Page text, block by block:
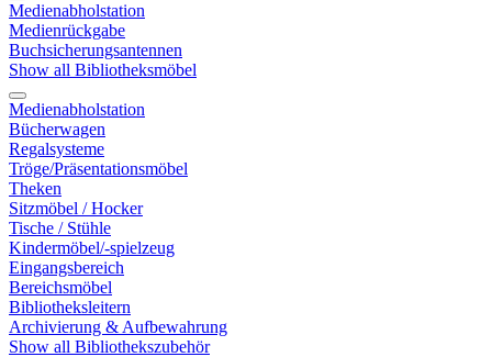
Medienabholstation
Medienrückgabe
Buchsicherungsantennen
Show all Bibliotheksmöbel
Medienabholstation
Bücherwagen
Regalsysteme
Tröge/Präsentationsmöbel
Theken
Sitzmöbel / Hocker
Tische / Stühle
Kindermöbel/-spielzeug
Eingangsbereich
Bereichsmöbel
Bibliotheksleitern
Archivierung & Aufbewahrung
Show all Bibliothekszubehör